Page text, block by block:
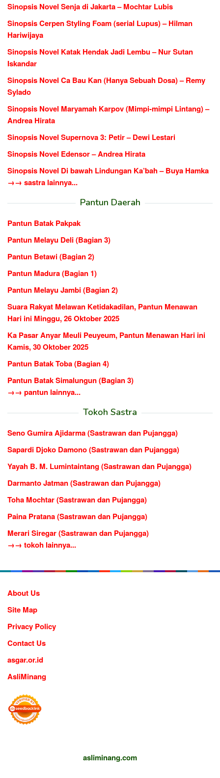
Sinopsis Novel Senja di Jakarta – Mochtar Lubis
Sinopsis Cerpen Styling Foam (serial Lupus) – Hilman
Hariwijaya
Sinopsis Novel Katak Hendak Jadi Lembu – Nur Sutan
Iskandar
Sinopsis Novel Ca Bau Kan (Hanya Sebuah Dosa) – Remy
Sylado
Sinopsis Novel Maryamah Karpov (Mimpi-mimpi Lintang) –
Andrea Hirata
Sinopsis Novel Supernova 3: Petir – Dewi Lestari
Sinopsis Novel Edensor – Andrea Hirata
Sinopsis Novel Di bawah Lindungan Ka’bah – Buya Hamka
→→ sastra lainnya...
Pantun Daerah
Pantun Batak Pakpak
Pantun Melayu Deli (Bagian 3)
Pantun Betawi (Bagian 2)
Pantun Madura (Bagian 1)
Pantun Melayu Jambi (Bagian 2)
Suara Rakyat Melawan Ketidakadilan, Pantun Menawan
Hari ini Minggu, 26 Oktober 2025
Ka Pasar Anyar Meuli Peuyeum, Pantun Menawan Hari ini
Kamis, 30 Oktober 2025
Pantun Batak Toba (Bagian 4)
Pantun Batak Simalungun (Bagian 3)
→→ pantun lainnya...
Tokoh Sastra
Seno Gumira Ajidarma (Sastrawan dan Pujangga)
Sapardi Djoko Damono (Sastrawan dan Pujangga)
Yayah B. M. Lumintaintang (Sastrawan dan Pujangga)
Darmanto Jatman (Sastrawan dan Pujangga)
Toha Mochtar (Sastrawan dan Pujangga)
Paina Pratana (Sastrawan dan Pujangga)
Merari Siregar (Sastrawan dan Pujangga)
→→ tokoh lainnya...
About Us
Site Map
Privacy Policy
Contact Us
asgar.or.id
AsliMinang
asliminang.com